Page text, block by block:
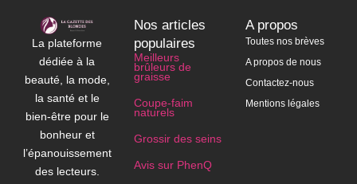
La plateforme
dédiée à la
beauté, la mode,
la santé et le
bien-être pour le
bonheur et
l’épanouissement
des lecteurs.
Nos articles
populaires
Meilleurs
brûleurs de
graisse
Coupe-faim
naturels
Grossir des seins
Avis sur PhenQ
A propos
Toutes nos brèves
A propos de nous
Contactez-nous
Mentions légales